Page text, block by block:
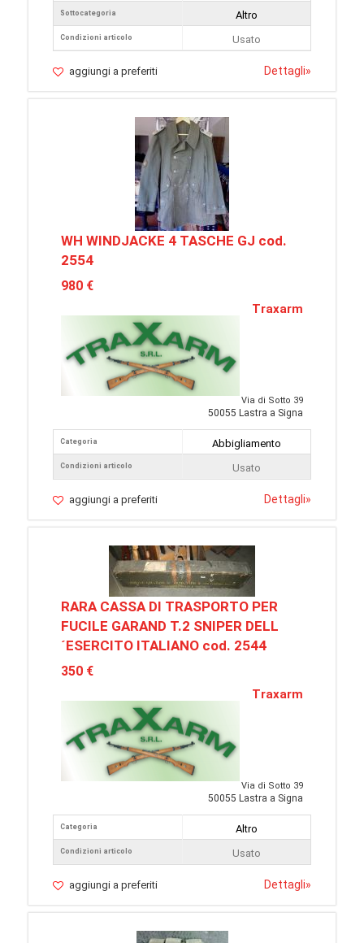
Sottocategoria
Condizioni articolo
Altro
Usato
aggiungi a preferiti Dettagli»
WH WINDJACKE 4 TASCHE GJ cod.
2554
980 €
Traxarm
Via di Sotto 39
50055 Lastra a Signa
Categoria
Condizioni articolo
Abbigliamento
Usato
aggiungi a preferiti Dettagli»
RARA CASSA DI TRASPORTO PER
FUCILE GARAND T.2 SNIPER DELL
´ESERCITO ITALIANO cod. 2544
350 €
Traxarm
Via di Sotto 39
50055 Lastra a Signa
Categoria
Condizioni articolo
Altro
Usato
aggiungi a preferiti Dettagli»